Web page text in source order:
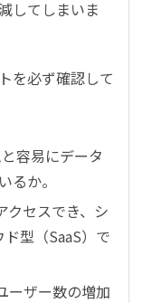
してしまいま
を必ず確認して
容易にデータ
るか。
クセスでき、シ
型（SaaS）で
ーザー数の増加